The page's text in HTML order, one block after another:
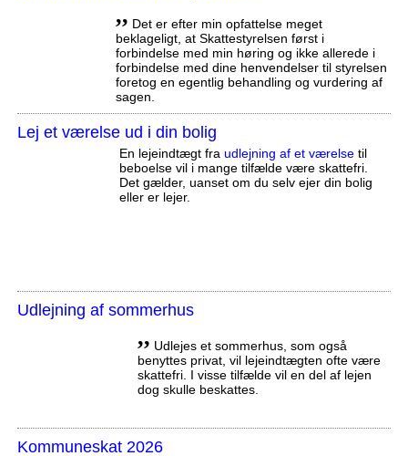
,, Det er efter min opfattelse meget
beklageligt, at Skattestyrelsen først i
forbindelse med min høring og ikke allerede i
forbindelse med dine henvendelser til styrelsen
foretog en egentlig behandling og vurdering af
sagen.
Lej et værelse ud i din bolig
En lejeindtægt fra udlejning af et værelsetil
beboelse vil i mange tilfælde være skattefri.
Det gælder, uanset om du selv ejer din bolig
eller er lejer.
Udlejning af sommerhus
,, Udlejes et sommerhus, som også
benyttes privat, vil lejeindtægten ofte være
skattefri. I visse tilfælde vil en del af lejen
dog skulle beskattes.
Kommuneskat 2026